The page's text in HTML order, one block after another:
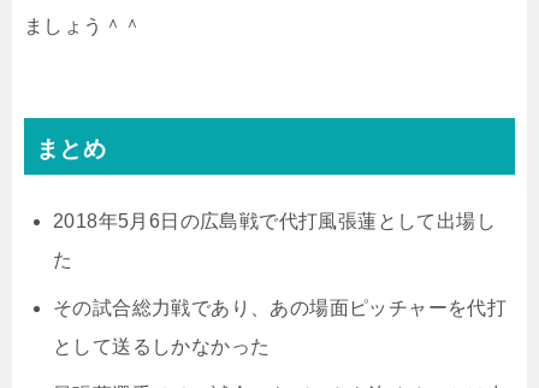
ましょう＾＾
まとめ
2018年5月6日の広島戦で代打風張蓮として出場し
た
その試合総力戦であり、あの場面ピッチャーを代打
として送るしかなかった